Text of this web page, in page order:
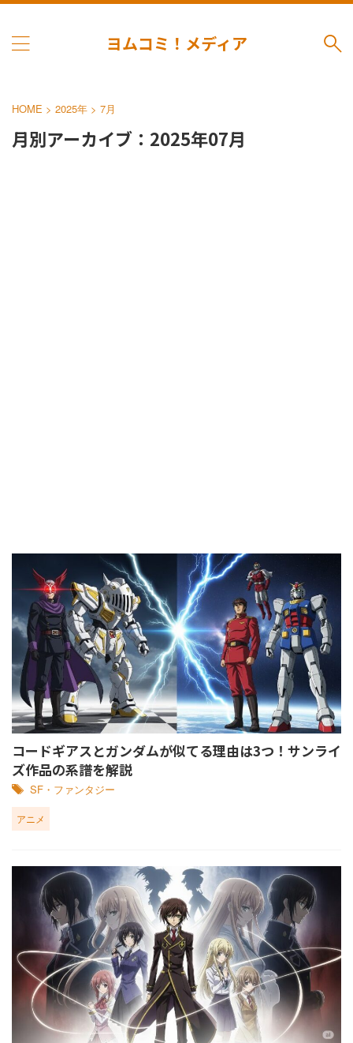
ヨムコミ！メディア
HOME > 2025年 > 7月
月別アーカイブ：2025年07月
コードギアスとガンダムが似てる理由は3つ！サンライ
ズ作品の系譜を解説
SF・ファンタジー
アニメ